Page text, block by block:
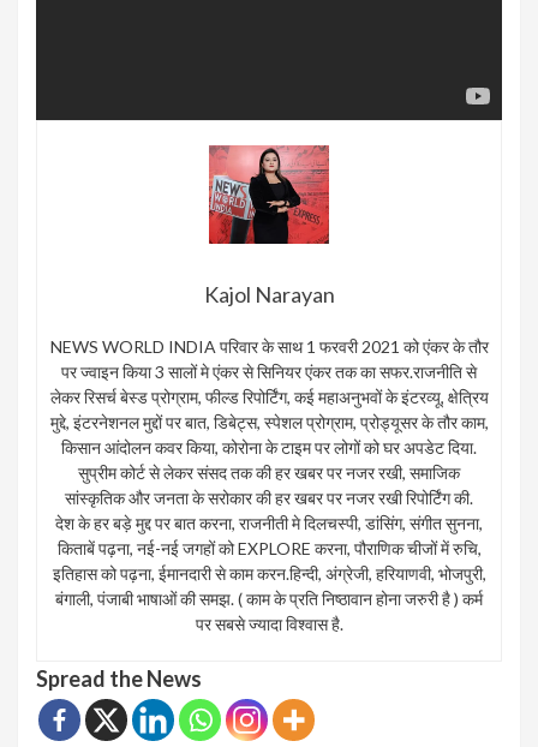
Kajol Narayan
NEWS WORLD INDIA परिवार के साथ 1 फरवरी 2021 को एंकर के तौर
पर ज्वाइन किया 3 सालों मे एंकर से सिनियर एंकर तक का सफर.राजनीति से
लेकर रिसर्च बेस्ड प्रोग्राम, फील्ड रिपोर्टिंग, कई महाअनुभवों के इंटरव्यू, क्षेत्रिय
मुद्दे, इंटरनेशनल मुद्दों पर बात, डिबेट्स, स्पेशल प्रोग्राम, प्रोड्यूसर के तौर काम,
किसान आंदोलन कवर किया, कोरोना के टाइम पर लोगों को घर अपडेट दिया.
सुप्रीम कोर्ट से लेकर संसद तक की हर खबर पर नजर रखी, समाजिक
सांस्कृतिक और जनता के सरोकार की हर खबर पर नजर रखी रिपोर्टिंग की.
देश के हर बड़े मुद्द पर बात करना, राजनीती मे दिलचस्पी, डांसिंग, संगीत सुनना,
किताबें पढ़ना, नई-नई जगहों को EXPLORE करना, पौराणिक चीजों में रुचि,
इतिहास को पढ़ना, ईमानदारी से काम करन.हिन्दी, अंग्रेजी, हरियाणवी, भोजपुरी,
बंगाली, पंजाबी भाषाओं की समझ. ( काम के प्रति निष्ठावान होना जरुरी है ) कर्म
पर सबसे ज्यादा विश्वास है.
Spread the News